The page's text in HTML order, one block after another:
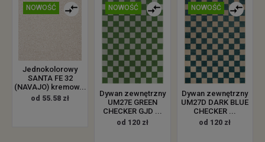
NOWOŚĆ
Jednokolorowy
SANTA FE 32
(NAVAJO) kremow...
od 55.58 zł
NOWOŚĆ
Dywan zewnętrzny
UM27E GREEN
CHECKER GJD ...
od 120 zł
NOWOŚĆ
Dywan zewnętrzny
UM27D DARK BLUE
CHECKER ...
od 120 zł